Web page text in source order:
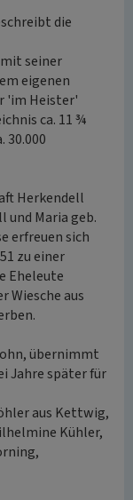
die
seiner
eigenen
'im Heister'
ca. 11 ¾
30.000
Herkendell
und Maria geb.
erfreuen sich
zu einer
Eheleute
Wiesche aus
übernimmt
Jahre später für
aus Kettwig,
Kühler,